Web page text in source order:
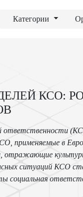
Категории
КСО:
применяемые в
ситуаций КСО
социальная